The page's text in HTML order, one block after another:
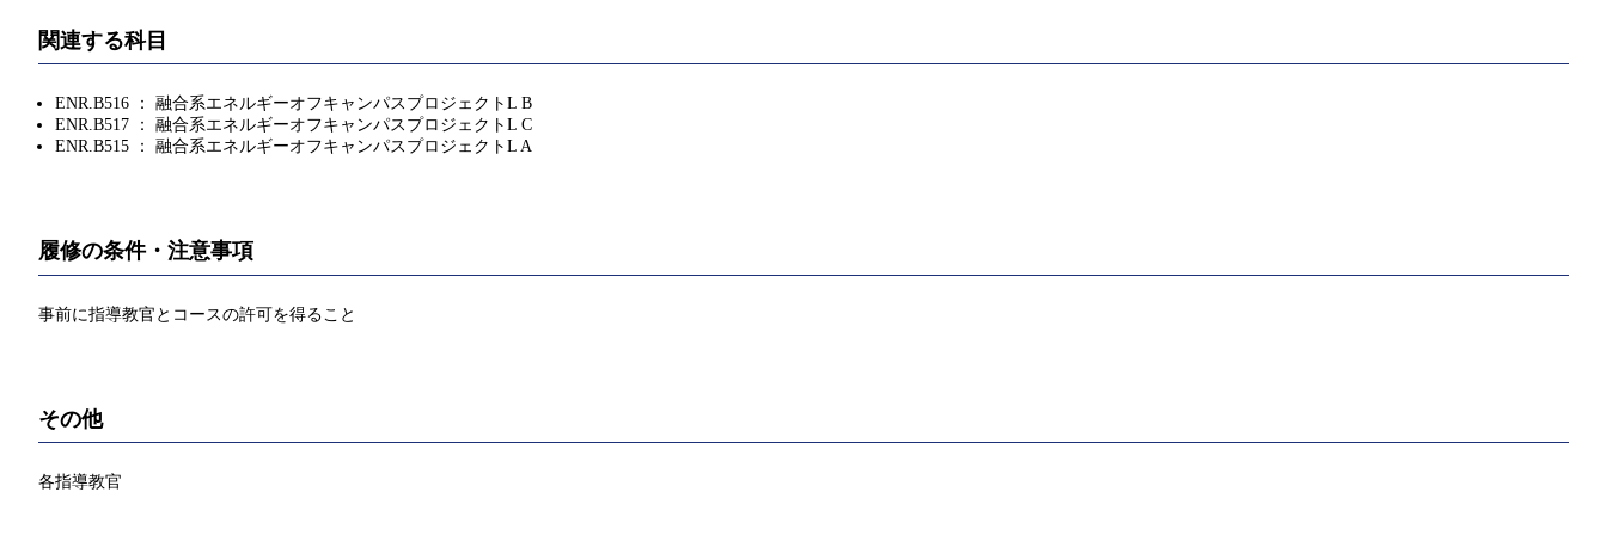
関連する科目
ENR.B516 ： 融合系エネルギーオフキャンパスプロジェクトL B
ENR.B517 ： 融合系エネルギーオフキャンパスプロジェクトL C
ENR.B515 ： 融合系エネルギーオフキャンパスプロジェクトL A
履修の条件・注意事項
事前に指導教官とコースの許可を得ること
その他
各指導教官